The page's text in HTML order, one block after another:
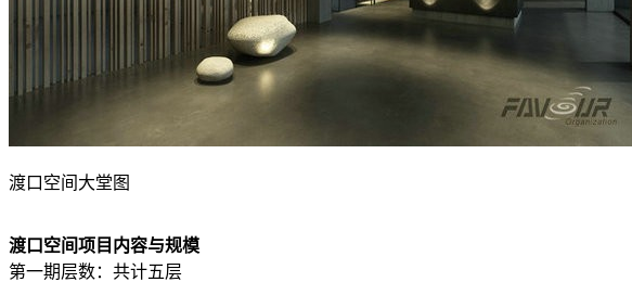
渡口空间大堂图
渡口空间项目内容与规模
第一期层数：共计五层